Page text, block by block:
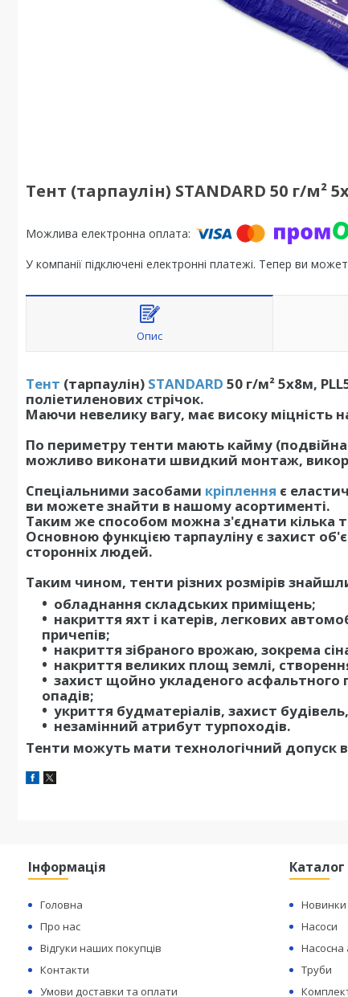
Тент (тарпаулін) STANDARD 50 г/м²
У компанії підключені електронні платежі. Тепер ви
Опис
Тент (тарпаулін) STANDARD 50 г/м² 5х8м,
поліетиленових стрічок.
Маючи невелику вагу, має високу міцність
По периметру тенти мають кайму
можливо виконати швидкий монтаж,
Спеціальними засобами кріплення є
ви можете знайти в нашому асортименті.
Таким же способом можна з'єднати кілька
Основною функцією тарпауліну є захист
сторонніх людей.
Таким чином, тенти різних розмірів
обладнання складських приміщень;
накриття яхт і катерів, легкових
причепів;
накриття зібраного врожаю, зокрема
накриття великих площ землі,
захист щойно укладеного асфальтного
опадів;
укриття будматеріалів, захист
незамінний атрибут турпоходів.
Тенти можуть мати технологічний допуск
Інформація
Головна
Про нас
Відгуки наших покупців
Контакти
Умови доставки та оплати
Каталог
Насоси
Насосна
Труби